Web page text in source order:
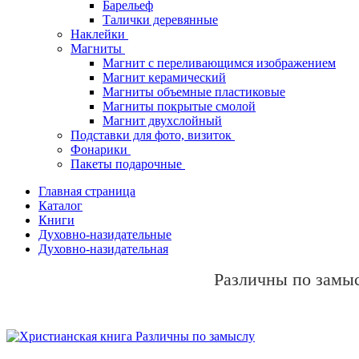
Барельеф
Талички деревянные
Наклейки
Магниты
Магнит с переливающимся изображением
Магнит керамический
Магниты объемные пластиковые
Магниты покрытые смолой
Магнит двухслойный
Подставки для фото, визиток
Фонарики
Пакеты подарочные
Главная страница
Каталог
Книги
Духовно-назидательные
Духовно-назидательная
Различны по